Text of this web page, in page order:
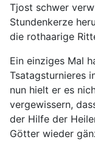
Tjost schwer
Stundenkerze
die rothaarige
Ein einziges Mal
Tsatagsturnieres
nun hielt er es
vergewissern,
der Hilfe der
Götter wieder